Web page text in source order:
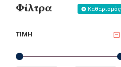
Φίλτρα Καθαρισμός
ΤΙΜΉ